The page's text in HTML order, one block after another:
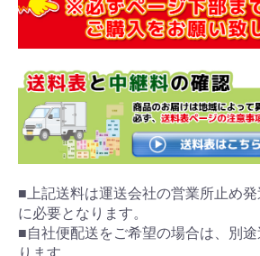
■上記送料は運送会社の営業所止め
に必要となります。
■自社便配送をご希望の場合は、別